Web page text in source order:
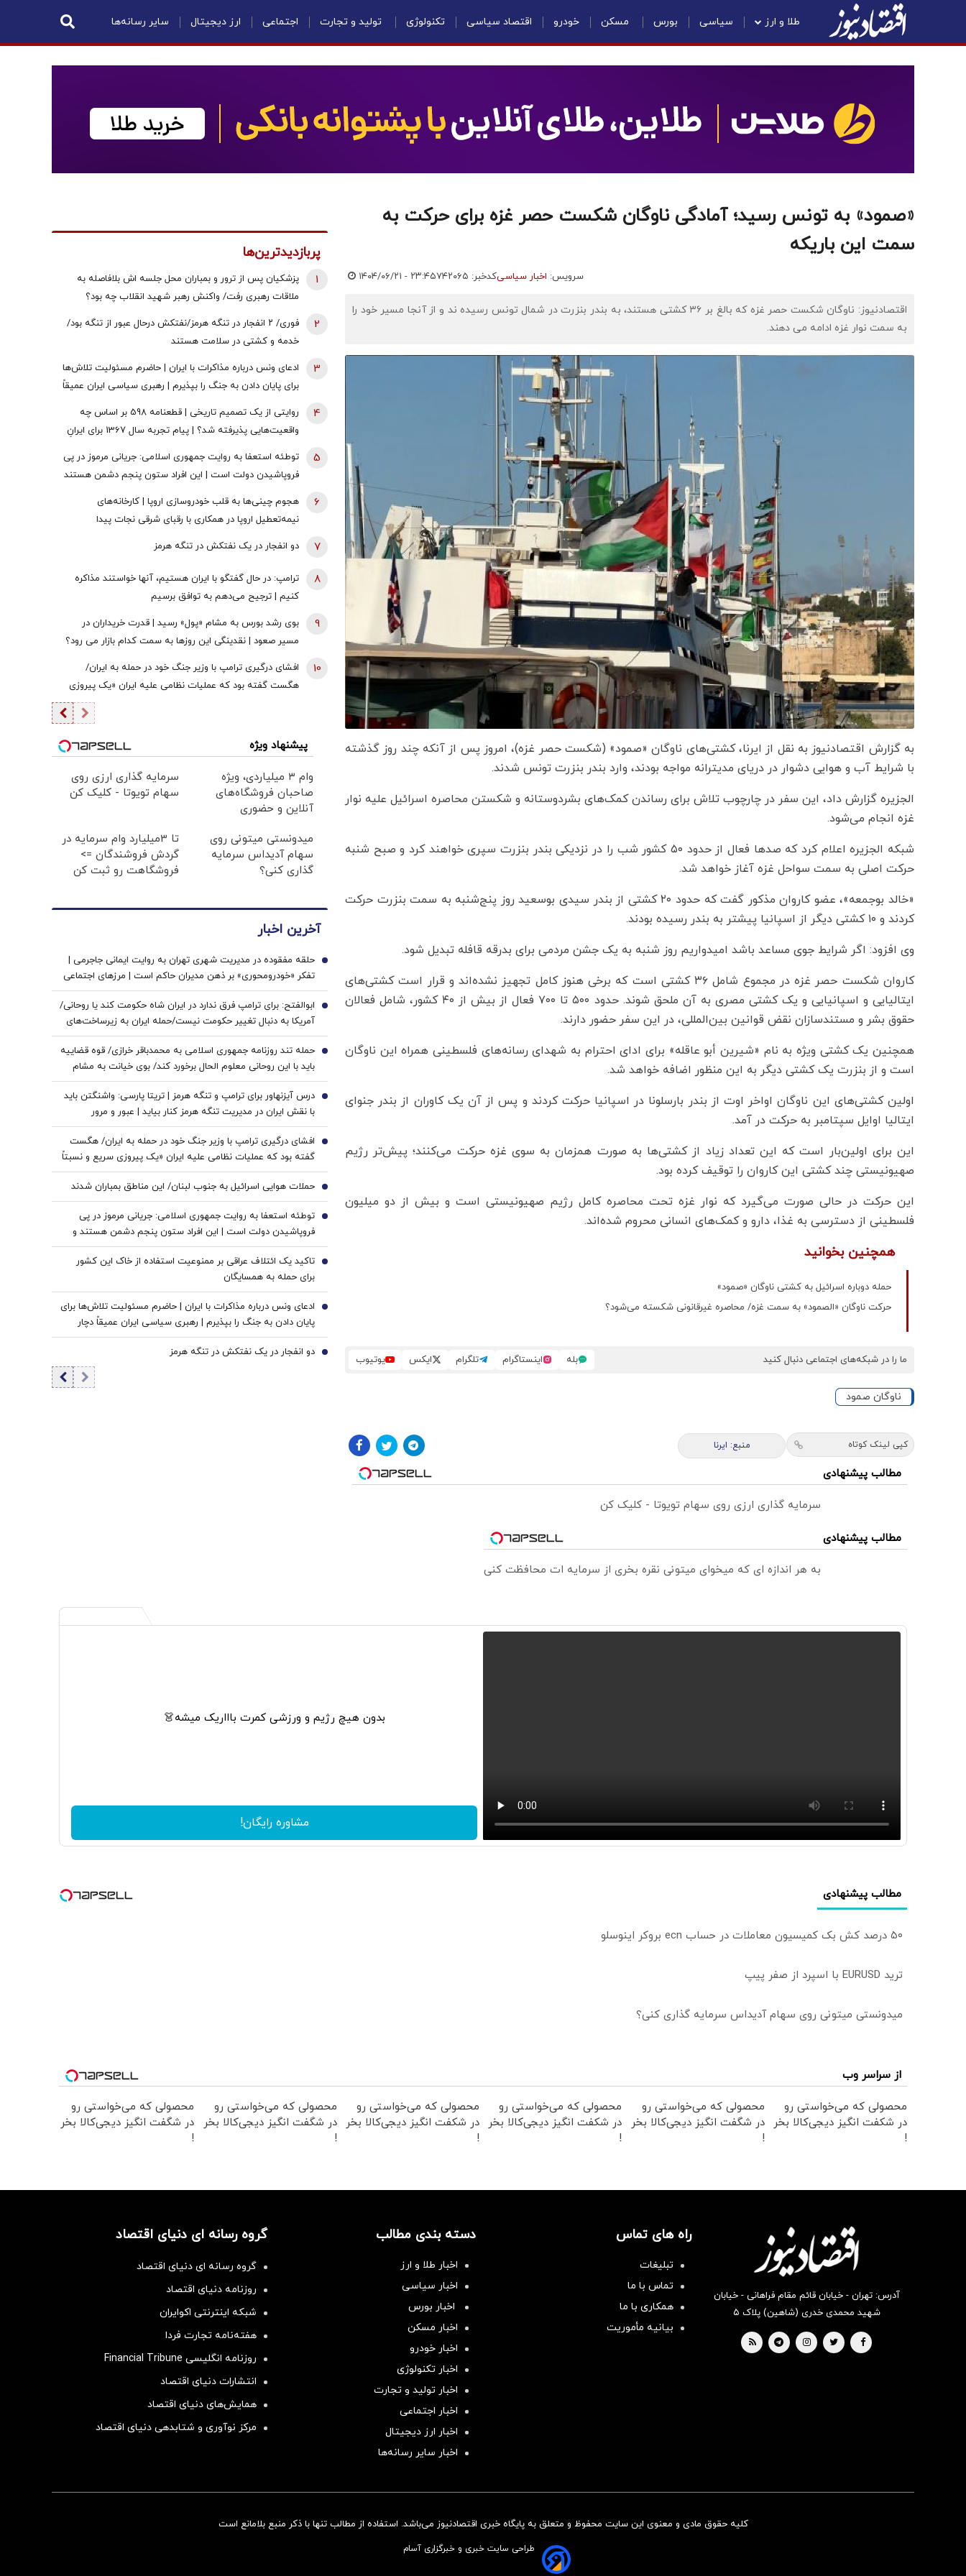
طلا و ارز سیاسی بورس مسکن خودرو اقتصاد سیاسی تکنولوژی تولید و تجارت اجتماعی ارز دیجیتال سایر رسانه‌ها
«صمود» به تونس رسید؛ آمادگی ناوگان شکست حصر غزه برای حرکت به
سمت این باریکه
سرویس: اخبار سیاسیکدخبر: ۷۴۲۰۶۵ ۱۴۰۴/۰۶/۲۱ - ۲۳:۴۵
اقتصادنیوز: ناوگان شکست حصر غزه که بالغ بر ۳۶ کشتی هستند، به بندر بنزرت در شمال تونس رسیده ند و از آنجا مسیر خود را
به سمت نوار غزه ادامه می دهند.
به گزارش اقتصادنیوز به نقل از ایرنا، کشتی‌های ناوگان «صمود» (شکست حصر غزه)، امروز پس از آنکه چند روز گذشته
با شرایط آب و هوایی دشوار در دریای مدیترانه مواجه بودند، وارد بندر بنزرت تونس شدند.
الجزیره گزارش داد، این سفر در چارچوب تلاش برای رساندن کمک‌های بشردوستانه و شکستن محاصره اسرائیل علیه نوار
غزه انجام می‌شود.
شبکه الجزیره اعلام کرد که صدها فعال از حدود ۵۰ کشور شب را در نزدیکی بندر بنزرت سپری خواهند کرد و صبح شنبه
حرکت اصلی به سمت سواحل غزه آغاز خواهد شد.
«خالد بوجمعه»، عضو کاروان مذکور گفت که حدود ۲۰ کشتی از بندر سیدی بوسعید روز پنج‌شنبه به سمت بنزرت حرکت
کردند و ۱۰ کشتی دیگر از اسپانیا پیشتر به بندر رسیده بودند.
وی افزود: اگر شرایط جوی مساعد باشد امیدواریم روز شنبه به یک جشن مردمی برای بدرقه قافله تبدیل شود.
کاروان شکست حصر غزه در مجموع شامل ۳۶ کشتی است که برخی هنوز کامل تجهیز نشده‌اند و قرار است کشتی‌های
ایتالیایی و اسپانیایی و یک کشتی مصری به آن ملحق شوند. حدود ۵۰۰ تا ۷۰۰ فعال از بیش از ۴۰ کشور، شامل فعالان
حقوق بشر و مستندسازان نقض قوانین بین‌المللی، در این سفر حضور دارند.
همچنین یک کشتی ویژه به نام «شیرین أبو عاقله» برای ادای احترام به شهدای رسانه‌های فلسطینی همراه این ناوگان
است و از بنزرت یک کشتی دیگر به این منظور اضافه خواهد شد.
اولین کشتی‌های این ناوگان اواخر اوت از بندر بارسلونا در اسپانیا حرکت کردند و پس از آن یک کاوران از بندر جنوای
ایتالیا اوایل سپتامبر به حرکت در آمد.
این برای اولین‌بار است که این تعداد زیاد از کشتی‌ها به صورت همزمان به سوی غزه حرکت می‌کنند؛ پیش‌تر رژیم
صهیونیستی چند کشتی این کاروان را توقیف کرده بود.
این حرکت در حالی صورت می‌گیرد که نوار غزه تحت محاصره کامل رژیم صهیونیستی است و بیش از دو میلیون
فلسطینی از دسترسی به غذا، دارو و کمک‌های انسانی محروم‌ شده‌اند.
همچنین بخوانید
حمله دوباره اسرائیل به کشتی ناوگان «صمود»
حرکت ناوگان «الصمود» به سمت غزه/ محاصره غیرقانونی شکسته می‌شود؟
ما را در شبکه‌های اجتماعی دنبال کنید بله اینستاگرام تلگرام ایکس یوتیوب
ناوگان صمود
کپی لینک کوتاه منبع: ایرنا
مطالب پیشنهادی
سرمایه گذاری ارزی روی سهام تویوتا - کلیک کن
مطالب پیشنهادی
به هر اندازه ای که میخوای میتونی نقره بخری از سرمایه ات محافظت کنی
پربازدیدترین‌ها
پزشکیان پس از ترور و بمباران محل جلسه ‌اش بلافاصله به
ملاقات رهبری رفت/ واکنش رهبر شهید انقلاب چه بود؟
1
فوری/ ۲ انفجار در تنگه هرمز/نفتکش درحال عبور از تنگه بود/
خدمه و کشتی در سلامت هستند
2
ادعای ونس درباره مذاکرات با ایران | حاضرم مسئولیت تلاش‌ها
برای پایان دادن به جنگ را بپذیرم | رهبری سیاسی ایران عمیقاً
3
روایتی از یک تصمیم تاریخی | قطعنامه 598 بر اساس چه
واقعیت‌هایی پذیرفته شد؟ | پیام تجربه سال 1367 برای ایرانِ
4
توطئه استعفا به روایت جمهوری اسلامی: جریانی مرموز در پی
فروپاشیدن دولت است | این افراد ستون پنجم دشمن هستند
5
هجوم چینی‌ها به قلب خودروسازی اروپا | کارخانه‌های
نیمه‌تعطیل اروپا در همکاری با رقبای شرقی نجات پیدا
6
دو انفجار در یک نفتکش در تنگه هرمز 7
ترامپ: در حال گفتگو با ایران هستیم، آنها خواستند مذاکره
کنیم | ترجیح می‌دهم به توافق برسیم
8
بوی رشد بورس به مشام «پول» رسید | قدرت خریداران در
مسیر صعود | نقدینگی این روزها به سمت کدام بازار می رود؟
9
افشای درگیری ترامپ با وزیر جنگ خود در حمله به ایران/
هگست گفته بود که عملیات نظامی علیه ایران «یک پیروزی‌
سریع و نسبتاً آسان» خواهد بود/ کاخ سفید واکنش نشان داد
10
پیشنهاد ویژه
وام ۳ میلیاردی، ویژه
صاحبان فروشگاه‌های
آنلاین و حضوری
سرمایه گذاری ارزی روی
سهام تویوتا - کلیک کن
میدونستی میتونی روی
سهام آدیداس سرمایه
گذاری کنی؟
تا 3میلیارد وام سرمایه در
گردش فروشندگان =>
فروشگاهت رو ثبت کن
آخرین اخبار
حلقه مفقوده در مدیریت شهری تهران به روایت ایمانی جاجرمی |
تفکر «خودرومحوری» بر ذهن مدیران حاکم است | مرزهای اجتماعی
بسیار پررنگ است
1
ابوالفتح: برای ترامپ فرق ندارد در ایران شاه حکومت کند یا روحانی/
آمریکا به دنبال تغییر حکومت نیست/حمله ایران به زیرساخت‌های
منطقه، کابوس آمریکا بود
2
حمله تند روزنامه جمهوری اسلامی به محمدباقر خرازی/ قوه قضاییه
باید با این روحانی معلوم الحال برخورد کند/ بوی خیانت به مشام
می‌رسد
3
درس آیزنهاور برای ترامپ و تنگه هرمز | تریتا پارسی: واشنگتن باید
با نقش ایران در مدیریت تنگه هرمز کنار بیاید | عبور و مرور
کشتی‌ها بدون تبعیض انجام شود
4
افشای درگیری ترامپ با وزیر جنگ خود در حمله به ایران/ هگست
گفته بود که عملیات نظامی علیه ایران «یک پیروزی‌ سریع و نسبتاً
آسان» خواهد بود/ کاخ سفید واکنش نشان داد
5
حملات هوایی اسرائیل به جنوب لبنان/ این مناطق بمباران شدند 6
توطئه استعفا به روایت جمهوری اسلامی: جریانی مرموز در پی
فروپاشیدن دولت است | این افراد ستون پنجم دشمن هستند و
باید با آنها برخورد قاطع کرد
7
تاکید یک ائتلاف عراقی بر ممنوعیت استفاده از خاک این کشور
برای حمله به همسایگان
8
ادعای ونس درباره مذاکرات با ایران | حاضرم مسئولیت تلاش‌ها برای
پایان دادن به جنگ را بپذیرم | رهبری سیاسی ایران عمیقاً دچار
اختلاف است | ایرانی‌ها افراد فوق‌العاده دشواری هستند
9
دو انفجار در یک نفتکش در تنگه هرمز 10
بدون هیچ رژیم و ورزشی کمرت باااریک میشه👗
مشاوره رایگان!
مطالب پیشنهادی
۵۰ درصد کش بک کمیسیون معاملات در حساب ecn بروکر اینوسلو
ترید EURUSD با اسپرد از صفر پیپ
میدونستی میتونی روی سهام آدیداس سرمایه گذاری کنی؟
از سراسر وب
محصولی که می‌خواستی رو
در شکفت انگیز دیجی‌کالا بخر
!
محصولی که می‌خواستی رو
در شگفت انگیز دیجی‌کالا بخر
!
محصولی که می‌خواستی رو
در شکفت انگیز دیجی‌کالا بخر
!
محصولی که می‌خواستی رو
در شکفت انگیز دیجی‌کالا بخر
!
محصولی که می‌خواستی رو
در شگفت انگیز دیجی‌کالا بخر
!
محصولی که می‌خواستی رو
در شگفت انگیز دیجی‌کالا بخر
!
آدرس: تهران - خیابان قائم مقام فراهانی - خیابان
شهید محمدی خدری (شاهین) پلاک ۵
راه های تماس
تبلیغات
تماس با ما
همکاری با ما
بیانیه مأموریت
دسته بندی مطالب
اخبار طلا و ارز
اخبار سیاسی
اخبار بورس
اخبار مسکن
اخبار خودرو
اخبار تکنولوژی
اخبار تولید و تجارت
اخبار اجتماعی
اخبار ارز دیجیتال
اخبار سایر رسانه‌‌ها
گروه رسانه ای دنیای اقتصاد
گروه رسانه ای دنیای اقتصاد
روزنامه دنیای اقتصاد
شبکه اینترنتی اکوایران
هفته‌نامه تجارت فردا
روزنامه انگلیسی Financial Tribune
انتشارات دنیای اقتصاد
همایش‌های دنیای اقتصاد
مرکز نوآوری و شتابدهی دنیای اقتصاد
کلیه حقوق مادی و معنوی این سایت محفوظ و متعلق به پایگاه خبری اقتصادنیوز می‌باشد. استفاده از مطالب تنها با ذکر منبع بلامانع است
طراحی سایت خبری و خبرگزاری آسام